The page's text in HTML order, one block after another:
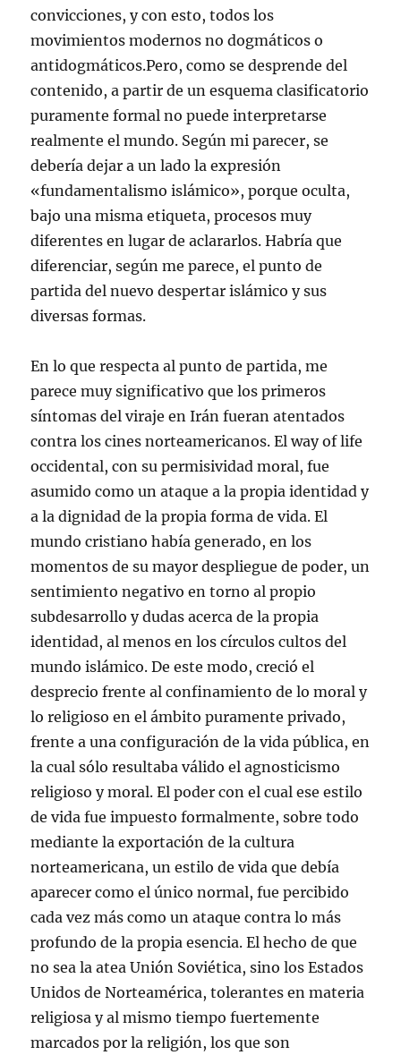
convicciones, y con esto, todos los
movimientos modernos no dogmáticos o
antidogmáticos.Pero, como se desprende del
contenido, a partir de un esquema clasificatorio
puramente formal no puede interpretarse
realmente el mundo. Según mi parecer, se
debería dejar a un lado la expresión
«fundamentalismo islámico», porque oculta,
bajo una misma etiqueta, procesos muy
diferentes en lugar de aclararlos. Habría que
diferenciar, según me parece, el punto de
partida del nuevo despertar islámico y sus
diversas formas.
En lo que respecta al punto de partida, me
parece muy significativo que los primeros
síntomas del viraje en Irán fueran atentados
contra los cines norteamericanos. El way of life
occidental, con su permisividad moral, fue
asumido como un ataque a la propia identidad y
a la dignidad de la propia forma de vida. El
mundo cristiano había generado, en los
momentos de su mayor despliegue de poder, un
sentimiento negativo en torno al propio
subdesarrollo y dudas acerca de la propia
identidad, al menos en los círculos cultos del
mundo islámico. De este modo, creció el
desprecio frente al confinamiento de lo moral y
lo religioso en el ámbito puramente privado,
frente a una configuración de la vida pública, en
la cual sólo resultaba válido el agnosticismo
religioso y moral. El poder con el cual ese estilo
de vida fue impuesto formalmente, sobre todo
mediante la exportación de la cultura
norteamericana, un estilo de vida que debía
aparecer como el único normal, fue percibido
cada vez más como un ataque contra lo más
profundo de la propia esencia. El hecho de que
no sea la atea Unión Soviética, sino los Estados
Unidos de Norteamérica, tolerantes en materia
religiosa y al mismo tiempo fuertemente
marcados por la religión, los que son